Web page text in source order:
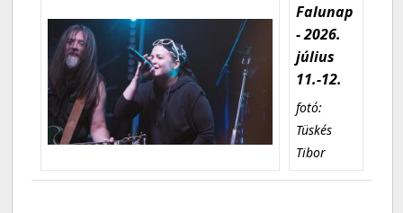
Falunap
- 2026.
július
11.-12.
fotó:
Tüskés
Tibor